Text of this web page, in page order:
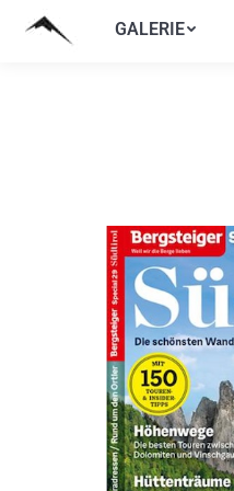
GALERIE
GALERIE